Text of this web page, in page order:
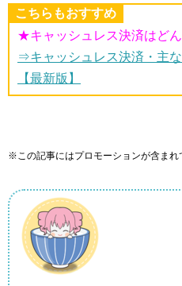
こちらもおすすめ
★キャッシュレス決済はど
⇒キャッシュレス決済・主
【最新版】
※この記事にはプロモーションが含まれ